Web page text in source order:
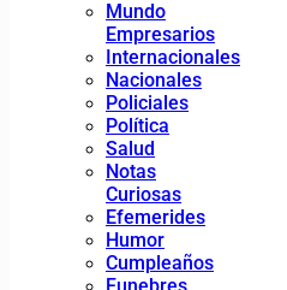
Mundo
Empresarios
Internacionales
Nacionales
Policiales
Política
Salud
Notas
Curiosas
Efemerides
Humor
Cumpleaños